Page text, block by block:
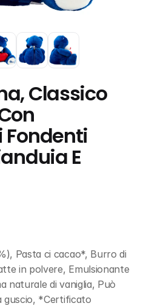
Classico
E
Pasta ci cacao*, Burro di
in polvere, Emulsionante
naturale di vaniglia, Può
*Certificato